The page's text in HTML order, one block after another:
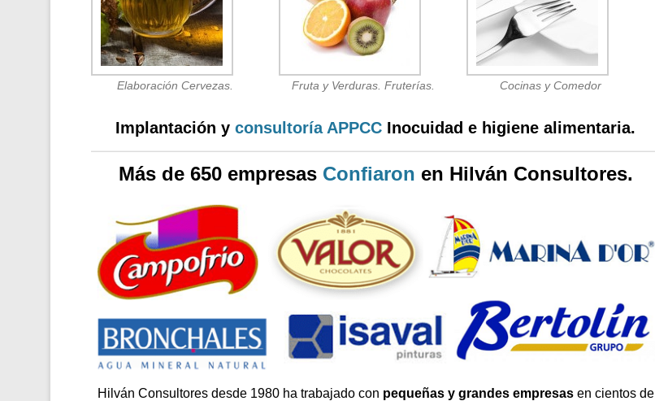
Elaboración Cervezas. Fruta y Verduras. Fruterías. Cocinas y Comedor
Implantación y consultoría APPCC Inocuidad e higiene alimentaria.
Más de 650 empresas Confiaron en Hilván Consultores.
Hilván Consultores desde 1980 ha trabajado con pequeñas y grandes empresas en cientos de